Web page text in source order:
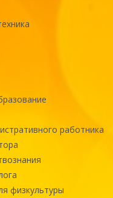
работника
физкультуры